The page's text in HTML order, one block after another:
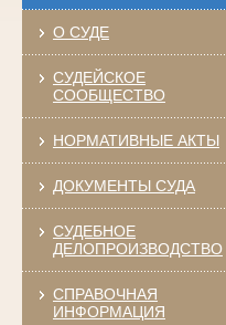
О СУДЕ
СУДЕЙСКОЕ
СООБЩЕСТВО
НОРМАТИВНЫЕ АКТЫ
ДОКУМЕНТЫ СУДА
СУДЕБНОЕ
ДЕЛОПРОИЗВОДСТВО
СПРАВОЧНАЯ
ИНФОРМАЦИЯ